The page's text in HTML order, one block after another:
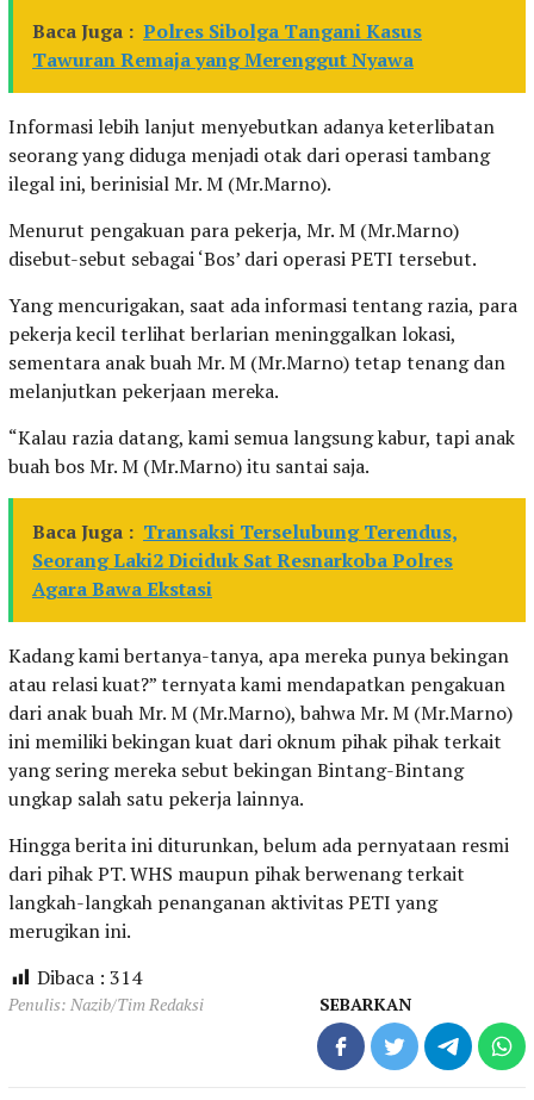
Baca Juga : Polres Sibolga Tangani Kasus
Tawuran Remaja yang Merenggut Nyawa
Informasi lebih lanjut menyebutkan adanya keterlibatan
seorang yang diduga menjadi otak dari operasi tambang
ilegal ini, berinisial Mr. M (Mr.Marno).
Menurut pengakuan para pekerja, Mr. M (Mr.Marno)
disebut-sebut sebagai ‘Bos’ dari operasi PETI tersebut.
Yang mencurigakan, saat ada informasi tentang razia, para
pekerja kecil terlihat berlarian meninggalkan lokasi,
sementara anak buah Mr. M (Mr.Marno) tetap tenang dan
melanjutkan pekerjaan mereka.
“Kalau razia datang, kami semua langsung kabur, tapi anak
buah bos Mr. M (Mr.Marno) itu santai saja.
Baca Juga : Transaksi Terselubung Terendus,
Seorang Laki2 Diciduk Sat Resnarkoba Polres
Agara Bawa Ekstasi
Kadang kami bertanya-tanya, apa mereka punya bekingan
atau relasi kuat?” ternyata kami mendapatkan pengakuan
dari anak buah Mr. M (Mr.Marno), bahwa Mr. M (Mr.Marno)
ini memiliki bekingan kuat dari oknum pihak pihak terkait
yang sering mereka sebut bekingan Bintang-Bintang
ungkap salah satu pekerja lainnya.
Hingga berita ini diturunkan, belum ada pernyataan resmi
dari pihak PT. WHS maupun pihak berwenang terkait
langkah-langkah penanganan aktivitas PETI yang
merugikan ini.
Dibaca : 314
Penulis: Nazib/Tim Redaksi SEBARKAN